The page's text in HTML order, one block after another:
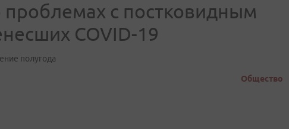
проблемах с постковидным
COVID-19
полугода
Общество